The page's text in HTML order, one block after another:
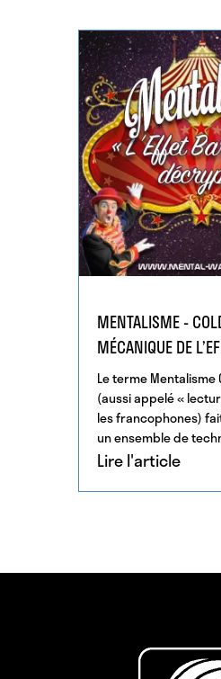
MENTALISME -
MÉCANIQUE DE
»
Le terme Mentalisme
(aussi appelé «
les francophones)
un ensemble de
par les manipulateurs
Lire l'article